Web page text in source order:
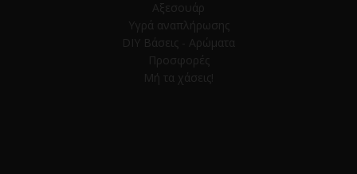
Αξεσουάρ
Υγρά αναπλήρωσης
DIY Βάσεις - Αρώματα
Προσφορές
Μή τα χάσεις!